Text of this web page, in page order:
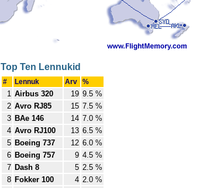
Top Ten Lennukid
# Lennuk Arv %
1 Airbus 320 19 9.5 %
2 Avro RJ85 15 7.5 %
3 BAe 146 14 7.0 %
4 Avro RJ100 13 6.5 %
5 Boeing 737 12 6.0 %
6 Boeing 757 9 4.5 %
7 Dash 8 5 2.5 %
8 Fokker 100 4 2.0 %